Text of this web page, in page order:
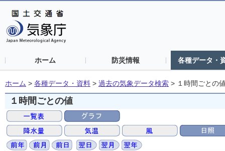
ホーム 防災情報 各種データ・
ホーム > 各種データ・資料 > 過去の気象データ検索 > １時間ごとの
１時間ごとの値